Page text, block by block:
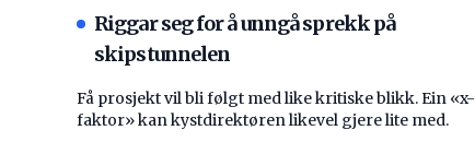
Riggar seg for å unngå sprekk på
skipstunnelen
Få prosjekt vil bli følgt med like kritiske blikk. Ein «x-
faktor» kan kystdirektøren likevel gjere lite med.